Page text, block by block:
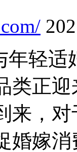
年轻适
类正
来，
婚嫁